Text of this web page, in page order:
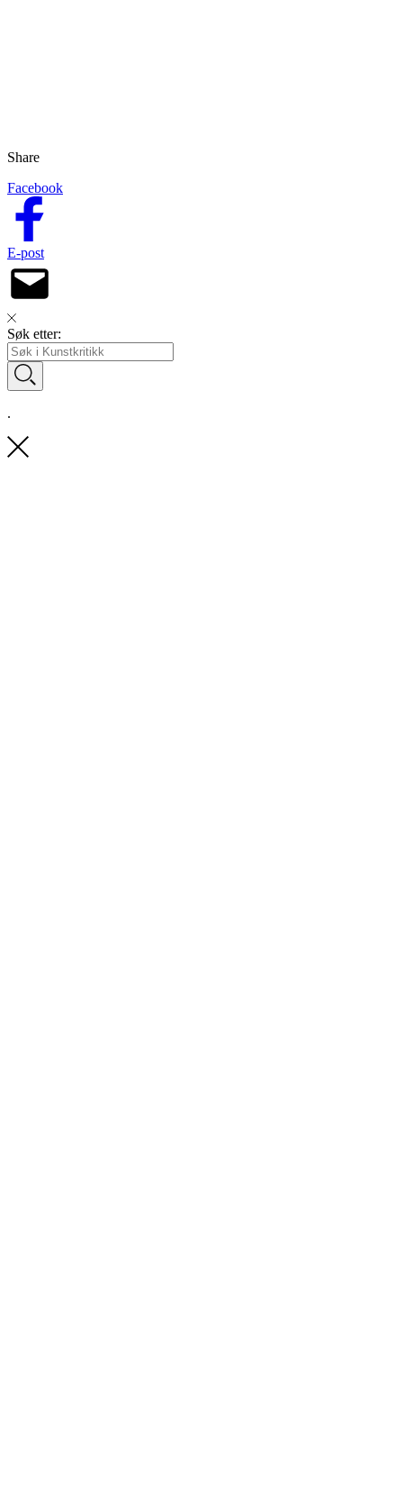
Share
Facebook
E-post
Søk etter:
.